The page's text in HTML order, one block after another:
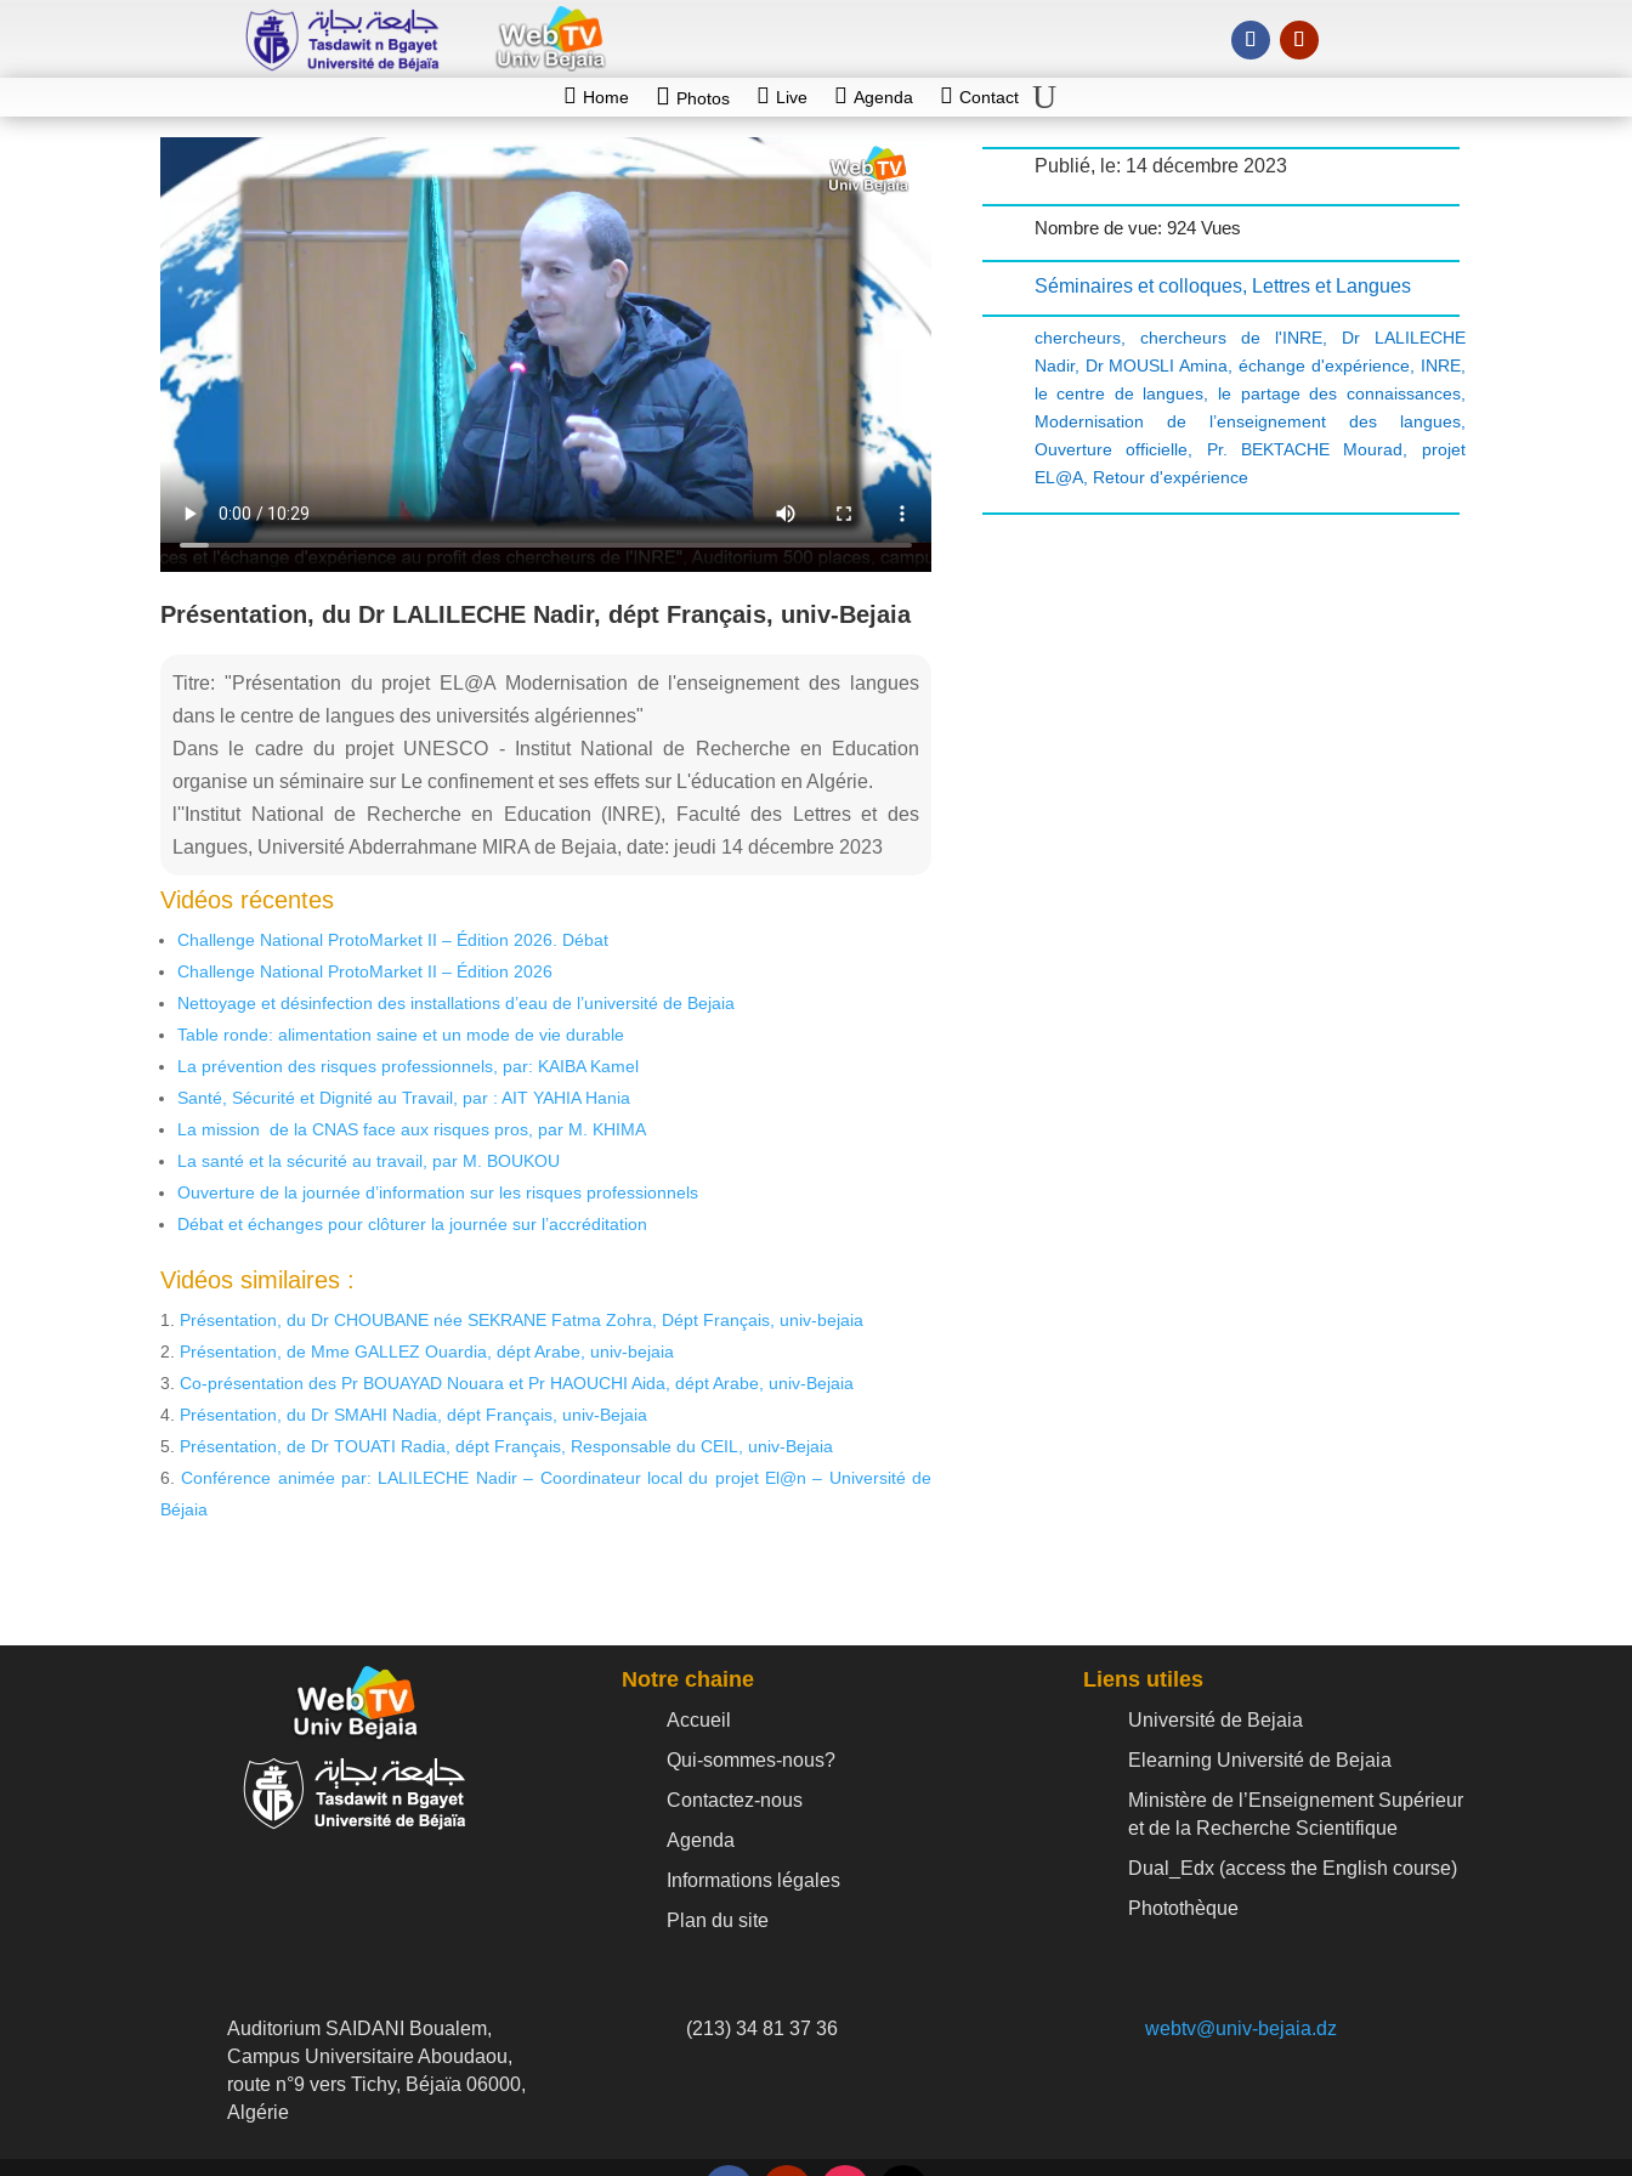
Home Photos Live Agenda Contact
Présentation, du Dr LALILECHE Nadir, dépt Français, univ-Bejaia
Titre: "Présentation du projet EL@A Modernisation de l'enseignement des langues
dans le centre de langues des universités algériennes"
Dans le cadre du projet UNESCO - Institut National de Recherche en Education
organise un séminaire sur Le confinement et ses effets sur L'éducation en Algérie.
l''Institut National de Recherche en Education (INRE), Faculté des Lettres et des
Langues, Université Abderrahmane MIRA de Bejaia, date: jeudi 14 décembre 2023
Vidéos récentes
Challenge National ProtoMarket II – Édition 2026. Débat
Challenge National ProtoMarket II – Édition 2026
Nettoyage et désinfection des installations d’eau de l’université de Bejaia
Table ronde: alimentation saine et un mode de vie durable
La prévention des risques professionnels, par: KAIBA Kamel
Santé, Sécurité et Dignité au Travail, par : AIT YAHIA Hania
La mission de la CNAS face aux risques pros, par M. KHIMA
La santé et la sécurité au travail, par M. BOUKOU
Ouverture de la journée d’information sur les risques professionnels
Débat et échanges pour clôturer la journée sur l’accréditation
Vidéos similaires :
Présentation, du Dr CHOUBANE née SEKRANE Fatma Zohra, Dépt Français, univ-bejaia
Présentation, de Mme GALLEZ Ouardia, dépt Arabe, univ-bejaia
Co-présentation des Pr BOUAYAD Nouara et Pr HAOUCHI Aida, dépt Arabe, univ-Bejaia
Présentation, du Dr SMAHI Nadia, dépt Français, univ-Bejaia
Présentation, de Dr TOUATI Radia, dépt Français, Responsable du CEIL, univ-Bejaia
Conférence animée par: LALILECHE Nadir – Coordinateur local du projet El@n – Université de
Béjaia
Publié, le: 14 décembre 2023
Nombre de vue: 924 Vues
Séminaires et colloques, Lettres et Langues
chercheurs, chercheurs de l'INRE, Dr LALILECHE
Nadir, Dr MOUSLI Amina,échange d'expérience, INRE,
le centre de langues, le partage des connaissances,
Modernisation de l’enseignement des langues,
Ouverture officielle, Pr. BEKTACHE Mourad, projet
EL@A, Retour d'expérience
Notre chaine
Accueil
Qui-sommes-nous?
Contactez-nous
Agenda
Informations légales
Plan du site
Liens utiles
Université de Bejaia
Elearning Université de Bejaia
Ministère de l’Enseignement Supérieur
et de la Recherche Scientifique
Dual_Edx (access the English course)
Photothèque
Auditorium SAIDANI Boualem,
Campus Universitaire Aboudaou,
route n°9 vers Tichy, Béjaïa 06000,
Algérie
(213) 34 81 37 36 webtv@univ-bejaia.dz